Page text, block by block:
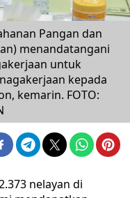
Pangan dan
menandatangani
untuk
kepada
kemarin. FOTO:
nelayan di